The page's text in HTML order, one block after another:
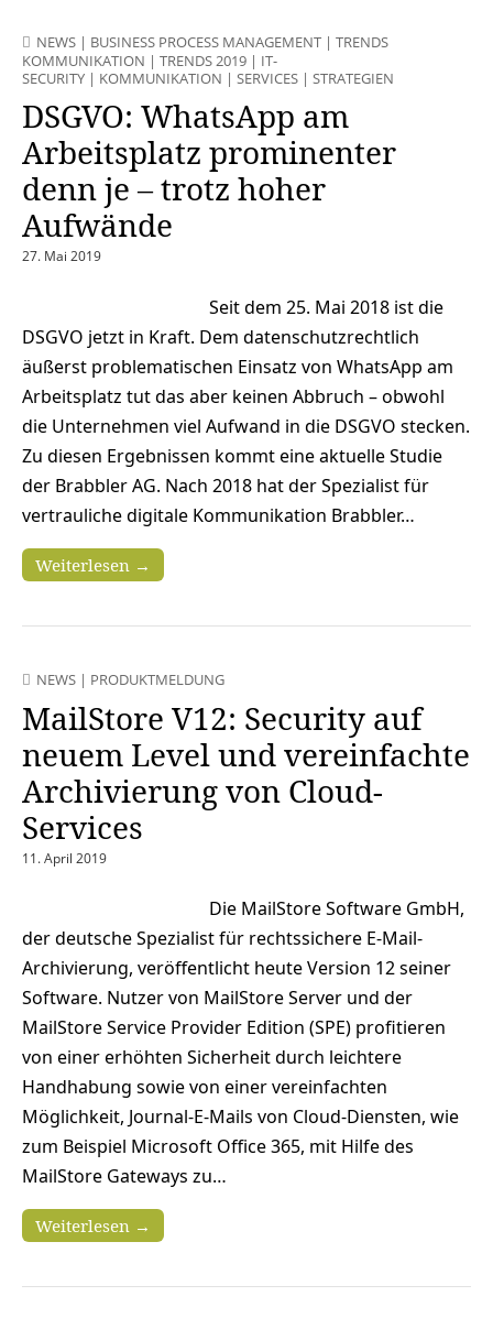
NEWS | BUSINESS PROCESS MANAGEMENT | TRENDS
KOMMUNIKATION | TRENDS 2019 | IT-
SECURITY | KOMMUNIKATION | SERVICES | STRATEGIEN
DSGVO: WhatsApp am
Arbeitsplatz prominenter
denn je – trotz hoher
Aufwände
27. Mai 2019
Seit dem 25. Mai 2018 ist die
DSGVO jetzt in Kraft. Dem datenschutzrechtlich
äußerst problematischen Einsatz von WhatsApp am
Arbeitsplatz tut das aber keinen Abbruch – obwohl
die Unternehmen viel Aufwand in die DSGVO stecken.
Zu diesen Ergebnissen kommt eine aktuelle Studie
der Brabbler AG. Nach 2018 hat der Spezialist für
vertrauliche digitale Kommunikation Brabbler…
Weiterlesen →
NEWS | PRODUKTMELDUNG
MailStore V12: Security auf
neuem Level und vereinfachte
Archivierung von Cloud-
Services
11. April 2019
Die MailStore Software GmbH,
der deutsche Spezialist für rechtssichere E-Mail-
Archivierung, veröffentlicht heute Version 12 seiner
Software. Nutzer von MailStore Server und der
MailStore Service Provider Edition (SPE) profitieren
von einer erhöhten Sicherheit durch leichtere
Handhabung sowie von einer vereinfachten
Möglichkeit, Journal-E-Mails von Cloud-Diensten, wie
zum Beispiel Microsoft Office 365, mit Hilfe des
MailStore Gateways zu…
Weiterlesen →